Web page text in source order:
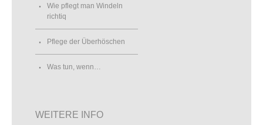
Wie pflegt man Windeln
richtiq
Pflege der Überhöschen
Was tun, wenn…
WEITERE INFO